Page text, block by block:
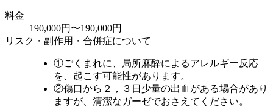
料金
190,000円〜190,000円
リスク・副作用・合併症について
①ごくまれに、局所麻酔によるアレルギー反応
を、起こす可能性があります。
②傷口から２，３日少量の出血がある場合があり
ますが、清潔なガーゼでおさえてください。